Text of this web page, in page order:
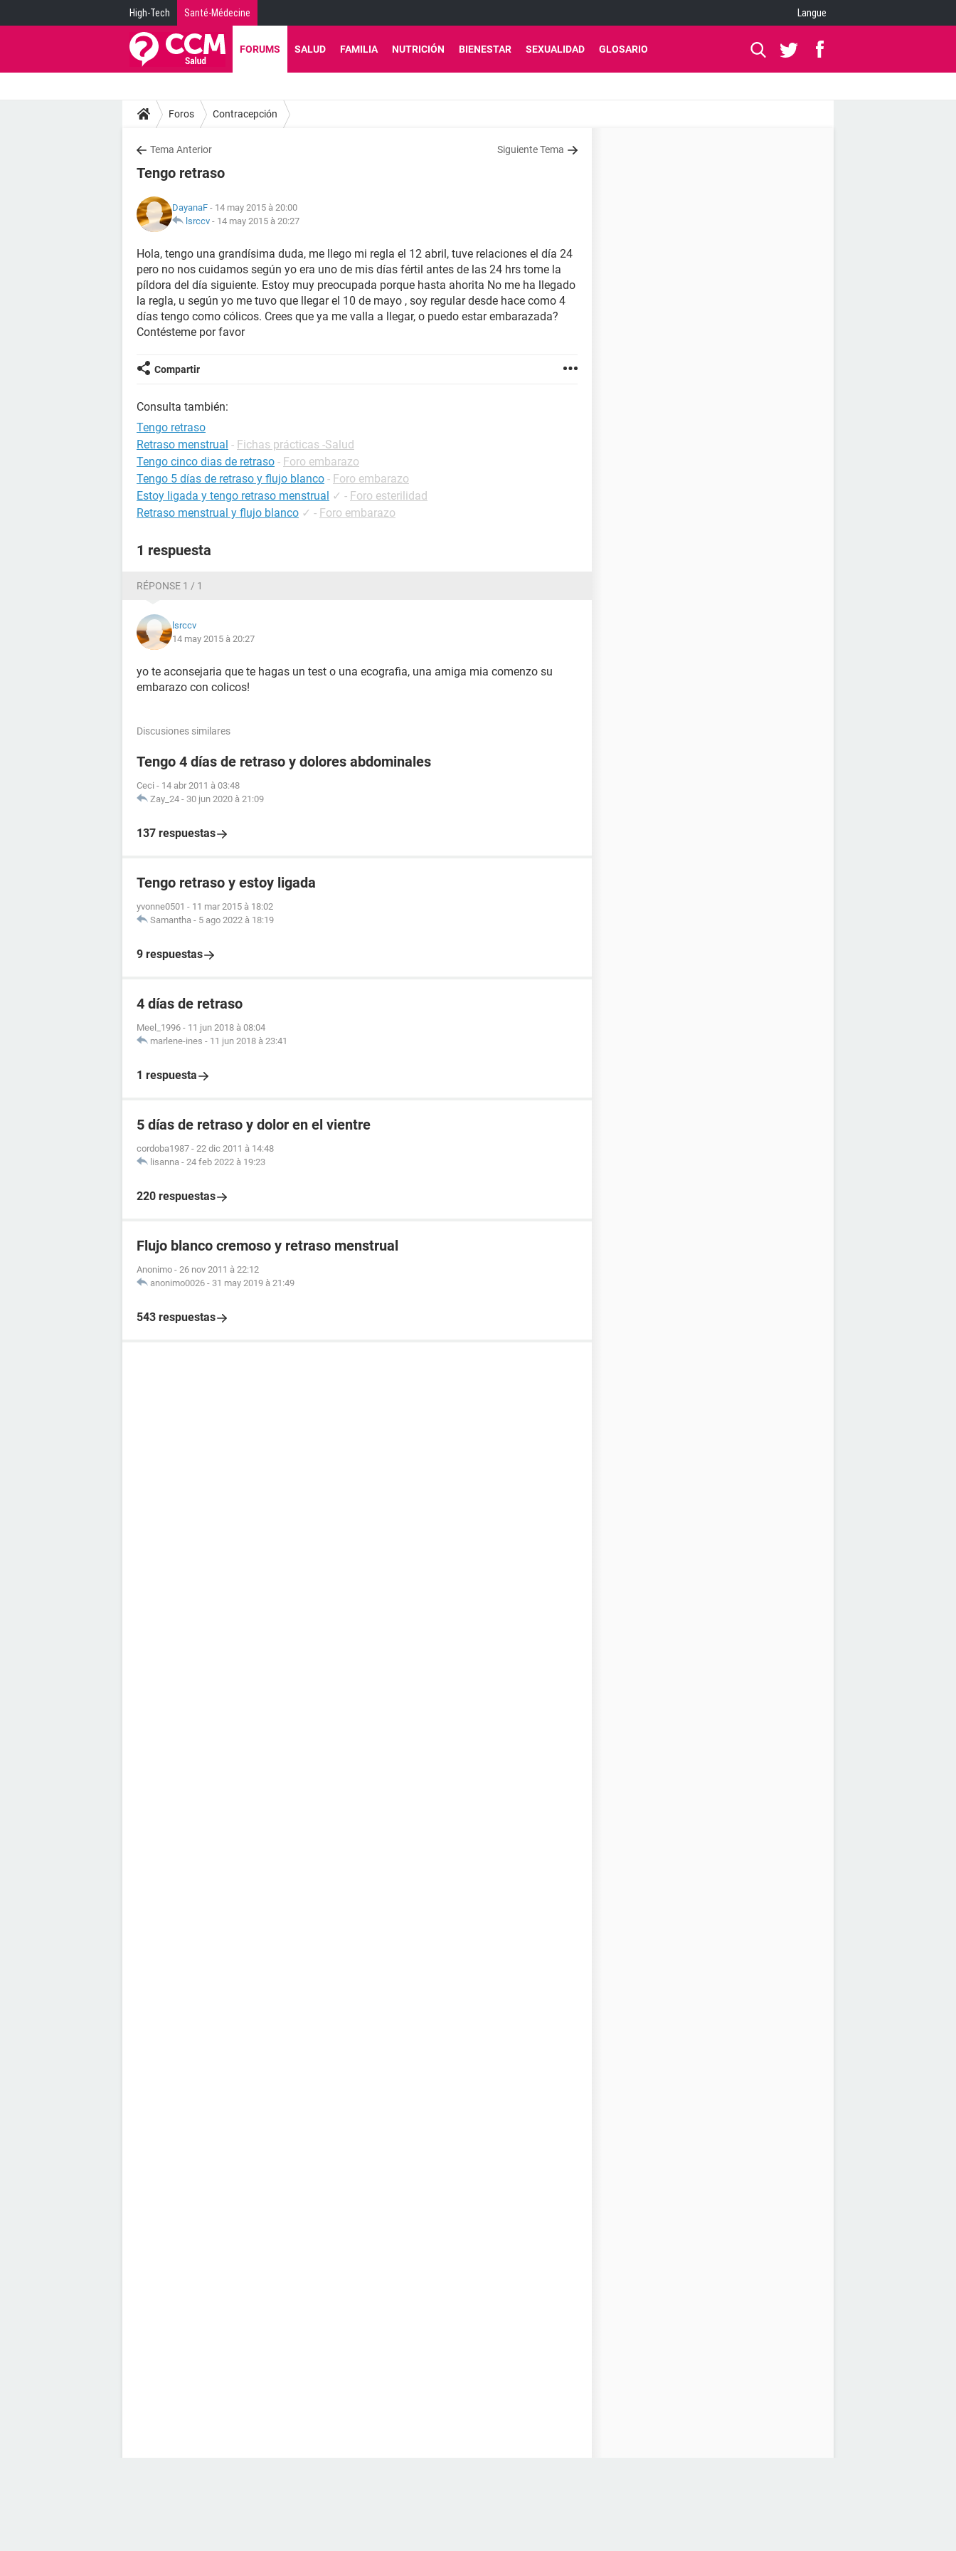
High-Tech Santé-Médecine Langue
FORUMS SALUD FAMILIA NUTRICIÓN BIENESTAR SEXUALIDAD GLOSARIO
Foros Contracepción
Tema Anterior Siguiente Tema
Tengo retraso
DayanaF - 14 may 2015 à 20:00
lsrccv - 14 may 2015 à 20:27
Hola, tengo una grandísima duda, me llego mi regla el 12 abril, tuve relaciones el día 24
pero no nos cuidamos según yo era uno de mis días fértil antes de las 24 hrs tome la
píldora del día siguiente. Estoy muy preocupada porque hasta ahorita No me ha llegado
la regla, u según yo me tuvo que llegar el 10 de mayo , soy regular desde hace como 4
días tengo como cólicos. Crees que ya me valla a llegar, o puedo estar embarazada?
Contésteme por favor
Compartir
Consulta también:
Tengo retraso
Retraso menstrual - Fichas prácticas -Salud
Tengo cinco dias de retraso - Foro embarazo
Tengo 5 días de retraso y flujo blanco - Foro embarazo
Estoy ligada y tengo retraso menstrual ✓ - Foro esterilidad
Retraso menstrual y flujo blanco ✓ - Foro embarazo
1 respuesta
RÉPONSE 1 / 1
lsrccv
14 may 2015 à 20:27
yo te aconsejaria que te hagas un test o una ecografia, una amiga mia comenzo su
embarazo con colicos!
Discusiones similares
Tengo 4 días de retraso y dolores abdominales
Ceci - 14 abr 2011 à 03:48
Zay_24 - 30 jun 2020 à 21:09
137 respuestas
Tengo retraso y estoy ligada
yvonne0501 - 11 mar 2015 à 18:02
Samantha - 5 ago 2022 à 18:19
9 respuestas
4 días de retraso
Meel_1996 - 11 jun 2018 à 08:04
marlene-ines - 11 jun 2018 à 23:41
1 respuesta
5 días de retraso y dolor en el vientre
cordoba1987 - 22 dic 2011 à 14:48
lisanna - 24 feb 2022 à 19:23
220 respuestas
Flujo blanco cremoso y retraso menstrual
Anonimo - 26 nov 2011 à 22:12
anonimo0026 - 31 may 2019 à 21:49
543 respuestas